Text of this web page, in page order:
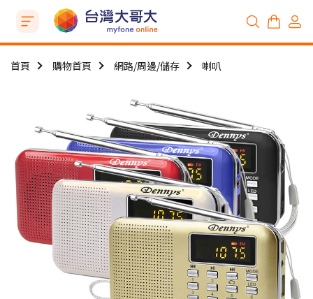
首頁 購物首頁 網路/周邊/儲存 喇叭